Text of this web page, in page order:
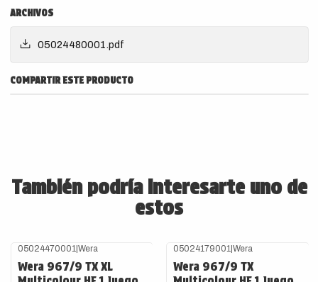
ARCHIVOS
05024480001.pdf
COMPARTIR ESTE PRODUCTO
También podría interesarte uno de
estos
05024470001 |Wera
Wera 967/9 TX XL
05024179001 |Wera
Wera 967/9 TX